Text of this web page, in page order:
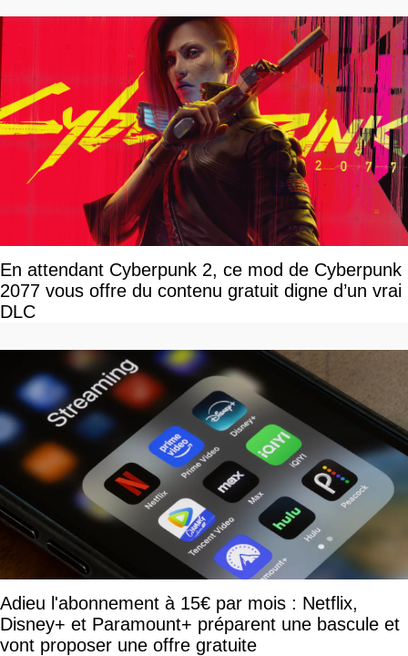
En attendant Cyberpunk 2, ce mod de Cyberpunk
2077 vous offre du contenu gratuit digne d’un vrai
DLC
Adieu l'abonnement à 15€ par mois : Netflix,
Disney+ et Paramount+ préparent une bascule et
vont proposer une offre gratuite